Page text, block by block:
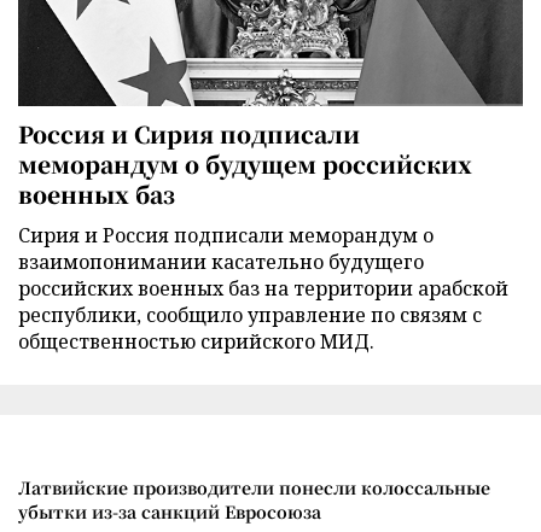
Россия и Сирия подписали
меморандум о будущем российских
военных баз
Сирия и Россия подписали меморандум о
взаимопонимании касательно будущего
российских военных баз на территории арабской
республики, сообщило управление по связям с
общественностью сирийского МИД.
Латвийские производители понесли колоссальные
убытки из-за санкций Евросоюза